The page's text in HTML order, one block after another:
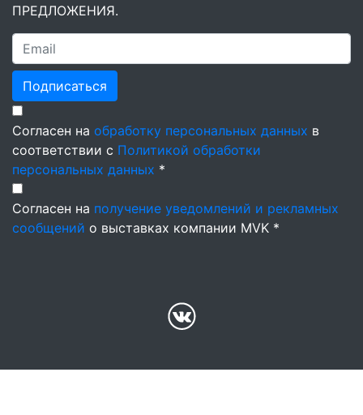
ПРЕДЛОЖЕНИЯ.
Подписаться
Согласен на обработку персональных данных в
соответствии с Политикой обработки
персональных данных *
Согласен на получение уведомлений и рекламных
сообщений о выставках компании MVK *